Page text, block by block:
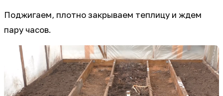
Поджигаем, плотно закрываем теплицу и ждем
пару часов.